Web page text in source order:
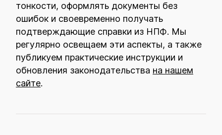
тонкости, оформлять документы без
ошибок и своевременно получать
подтверждающие справки из НПФ. Мы
регулярно освещаем эти аспекты, а также
публикуем практические инструкции и
обновления законодательства на нашем
сайте.